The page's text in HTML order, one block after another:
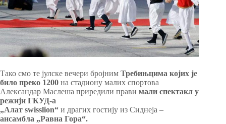
Тако смо те јулске вечери бројним Требињцима којих је
било преко 1200 на стадиону малих спортова
Александар Маслеша приредили прави мали спектакл у
режији ГКУД-а
„Алат swisslion“ и драгих гостију из Сиднеја –
ансамбла „Равна Гора“.